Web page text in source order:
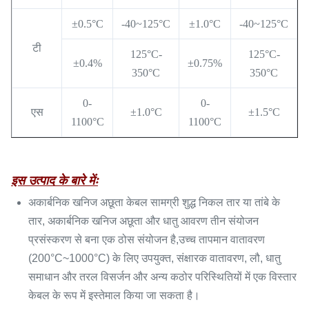
टी
±0.5°C -40~125°C ±1.0°C -40~125°C
±0.4%
125°C-
350°C
±0.75%
125°C-
350°C
एस
0-
1100°C
±1.0°C
0-
1100°C
±1.5°C
इस उत्पाद के बारे मेंः
अकार्बनिक खनिज अछूता केबल सामग्री शुद्ध निकल तार या तांबे के
तार, अकार्बनिक खनिज अछूता और धातु आवरण तीन संयोजन
प्रसंस्करण से बना एक ठोस संयोजन है,उच्च तापमान वातावरण
(200°C~1000°C) के लिए उपयुक्त, संक्षारक वातावरण, लौ, धातु
समाधान और तरल विसर्जन और अन्य कठोर परिस्थितियों में एक विस्तार
केबल के रूप में इस्तेमाल किया जा सकता है।